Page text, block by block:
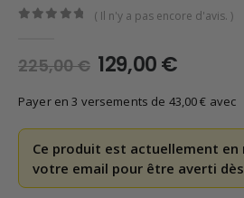
( Il n'y a pas encore d'avis. )
225,00€ Le
prix
initial
était :
225,00 €.
129,00€Le
actuel
est :
Payer en 3 versements de 43,00€ avec
Ce produit est actuellement en
votre email pour être averti